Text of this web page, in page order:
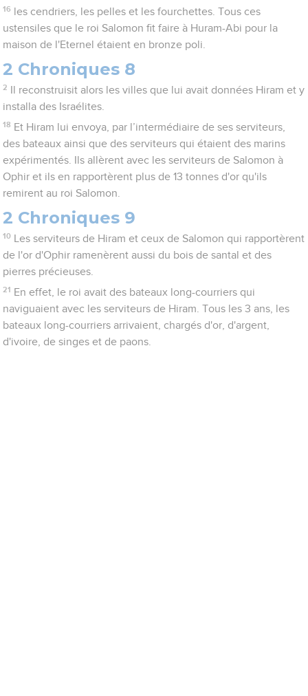
16
les cendriers, les pelles et les fourchettes. Tous ces
ustensiles que le roi Salomon fit faire à Huram-Abi pour la
maison de l'Eternel étaient en bronze poli.
2 Chroniques 8
2
Il reconstruisit alors les villes que lui avait données Hiram et y
installa des Israélites.
18 Et Hiram lui envoya, par l’intermédiaire de ses serviteurs,
des bateaux ainsi que des serviteurs qui étaient des marins
expérimentés. Ils allèrent avec les serviteurs de Salomon à
Ophir et ils en rapportèrent plus de 13 tonnes d'or qu'ils
remirent au roi Salomon.
2 Chroniques 9
10
Les serviteurs de Hiram et ceux de Salomon qui rapportèrent
de l'or d'Ophir ramenèrent aussi du bois de santal et des
pierres précieuses.
21 En effet, le roi avait des bateaux long-courriers qui
naviguaient avec les serviteurs de Hiram. Tous les 3 ans, les
bateaux long-courriers arrivaient, chargés d'or, d'argent,
d'ivoire, de singes et de paons.